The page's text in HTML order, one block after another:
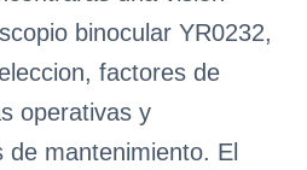
binocular YR0232,
factores de
operativas y
de mantenimiento. El